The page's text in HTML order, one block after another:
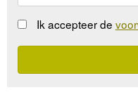
Ik accepteer de